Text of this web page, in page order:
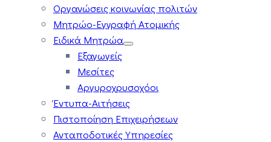
Οργανώσεις κοινωνίας πολιτών
Μητρώο-Εγγραφή Ατομικής
Ειδικά Μητρώα
Εξαγωγείς
Μεσίτες
Αργυροχρυσοχόοι
Έντυπα-Αιτήσεις
Πιστοποίηση Επιχειρήσεων
Ανταποδοτικές Υπηρεσίες